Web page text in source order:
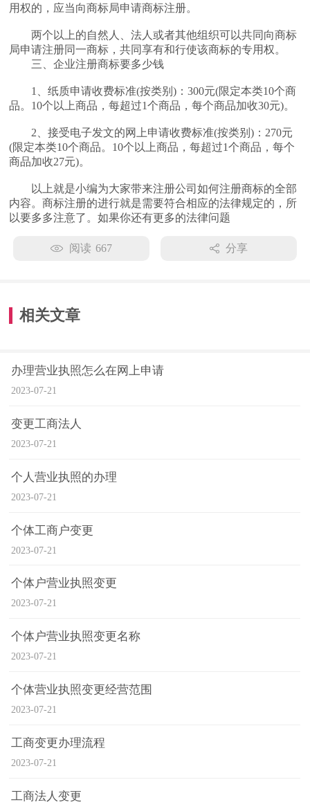
用权的，应当向商标局申请商标注册。
两个以上的自然人、法人或者其他组织可以共同向商标
局申请注册同一商标，共同享有和行使该商标的专用权。
三、企业注册商标要多少钱
1、纸质申请收费标准(按类别)：300元(限定本类10个商
品。10个以上商品，每超过1个商品，每个商品加收30元)。
2、接受电子发文的网上申请收费标准(按类别)：270元
(限定本类10个商品。10个以上商品，每超过1个商品，每个
商品加收27元)。
以上就是小编为大家带来注册公司如何注册商标的全部
内容。商标注册的进行就是需要符合相应的法律规定的，所
以要多多注意了。如果你还有更多的法律问题
阅读 667 分享
相关文章
办理营业执照怎么在网上申请
2023-07-21
变更工商法人
2023-07-21
个人营业执照的办理
2023-07-21
个体工商户变更
2023-07-21
个体户营业执照变更
2023-07-21
个体户营业执照变更名称
2023-07-21
个体营业执照变更经营范围
2023-07-21
工商变更办理流程
2023-07-21
工商法人变更